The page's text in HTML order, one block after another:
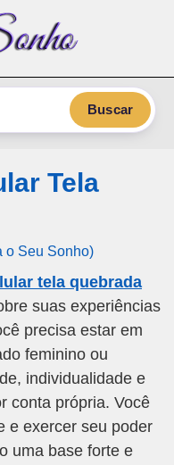
Buscar
Tela
o Seu Sonho)
tela quebrada
suas experiências
precisa estar em
feminino ou
individualidade e
conta própria. Você
e exercer seu poder
uma base forte e